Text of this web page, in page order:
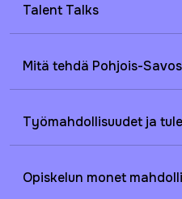
Talent Talks
Mitä tehdä Pohjois-
Työmahdollisuudet ja
Opiskelun monet